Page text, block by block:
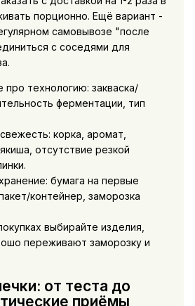
порционно. Ещё вариант -
самовывозе "после
с соседями для
про технологию: закваска/
ферментации, тип
корка, аромат,
отсутствие резкой
бумага на первые
контейнер, заморозка
выбирайте изделия,
переживают заморозку и
от теста до
приёмы